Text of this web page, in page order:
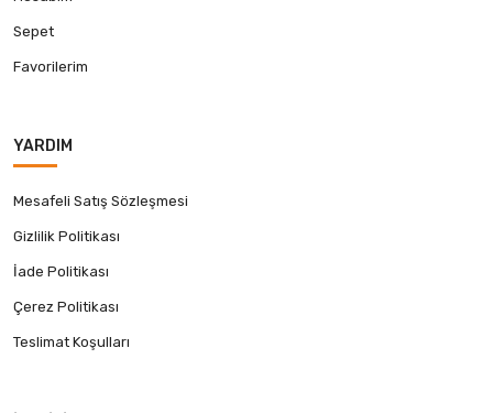
Sepet
Favorilerim
YARDIM
Mesafeli Satış Sözleşmesi
Gizlilik Politikası
İade Politikası
Çerez Politikası
Teslimat Koşulları